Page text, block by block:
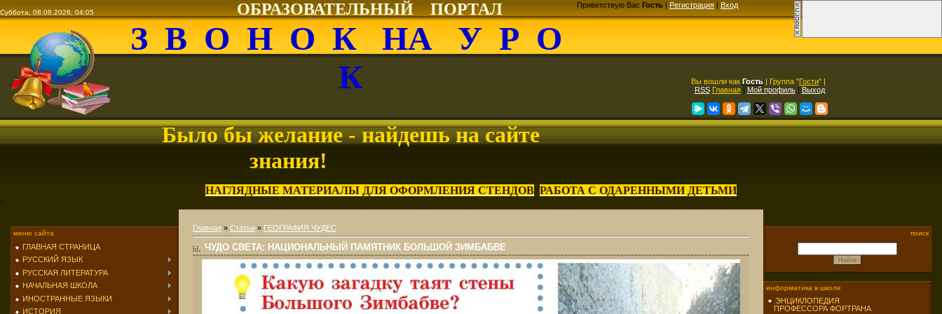
Суббота, 08.08.2026, 04:05 ОБРАЗОВАТЕЛЬНЫЙ ПОРТАЛ Приветствую Вас Гость | Регистрация | Вход
З В О Н О К НА У Р О
К
Было бы желание - найдешь на сайте
знания!
Вы вошли как Гость | Группа "Гости" |
RSS Главная| Мой профиль| Выход
НАГЛЯДНЫЕ МАТЕРИАЛЫ ДЛЯ ОФОРМЛЕНИЯ СТЕНДОВ РАБОТА С ОДАРЕННЫМИ ДЕТЬМИ
<
меню сайта
ГЛАВНАЯ СТРАНИЦА
РУССКИЙ ЯЗЫК
РУССКАЯ ЛИТЕРАТУРА
НАЧАЛЬНАЯ ШКОЛА
ИНОСТРАННЫЕ ЯЗЫКИ
ИСТОРИЯ
Главная » Статьи » ГЕОГРАФИЯ ЧУДЕС
ЧУДО СВЕТА: НАЦИОНАЛЬНЫЙ ПАМЯТНИК БОЛЬШОЙ ЗИМБАБВЕ
поиск
информатика в школе
ЭНЦИКЛОПЕДИЯ
ПРОФЕССОРА ФОРТРАНА